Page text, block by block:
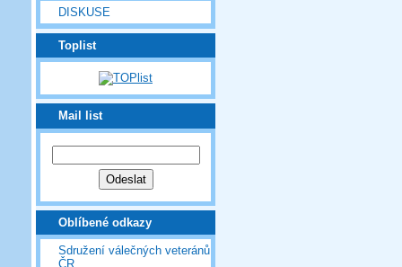
DISKUSE
Toplist
Mail list
Oblíbené odkazy
Sdružení válečných veteránů
ČR